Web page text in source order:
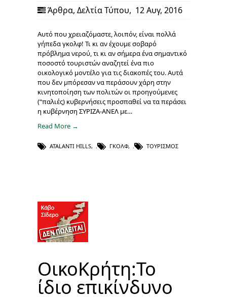
Άρθρα, Δελτία Τύπου, 12 Αυγ, 2016
Αυτό που χρειαζόμαστε, λοιπόν, είναι πολλά
γήπεδα γκολφ! Τι κι αν έχουμε σοβαρό
πρόβλημα νερού, τι κι αν σήμερα ένα σημαντικό
ποσοστό τουριστών αναζητεί ένα πιο
οικολογικό μοντέλο για τις διακοπές του. Αυτά
που δεν μπόρεσαν να περάσουν χάρη στην
κινητοποίηση των πολιτών οι προηγούμενες
(“παλιές) κυβερνήσεις προσπαθεί να τα περάσει
η κυβέρνηση ΣΥΡΙΖΑ-ΑΝΕΛ με…
Read More →
ATALANTI HILLS, ΓΚΟΛΦ, ΤΟΥΡΙΣΜΌΣ
ΟικοΚρήτη:Το
ίδιο επικίνδυνο